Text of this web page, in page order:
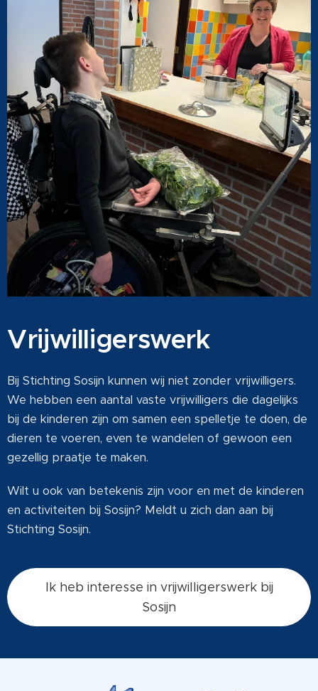
Vrijwilligerswerk
Bij Stichting Sosijn kunnen wij niet zonder vrijwilligers.
We hebben een aantal vaste vrijwilligers die dagelijks
bij de kinderen zijn om samen een spelletje te doen, de
dieren te voeren, even te wandelen of gewoon een
gezellig praatje te maken.
Wilt u ook van betekenis zijn voor en met de kinderen
en activiteiten bij Sosijn? Meldt u zich dan aan bij
Stichting Sosijn.
Ik heb interesse in vrijwilligerswerk bij
Sosijn